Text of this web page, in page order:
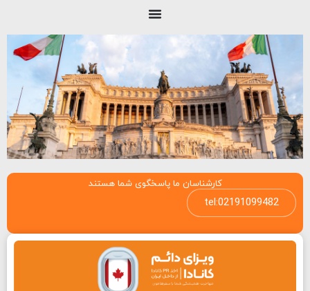
کارشناسان ما پاسخگوی شما هستند
tel:02191099482